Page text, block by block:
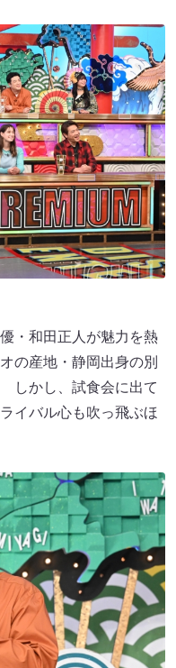
・和田正人が魅力を熱
の産地・静岡出身の別
しかし、試食会に出て
イバル心も吹っ飛ぶほ